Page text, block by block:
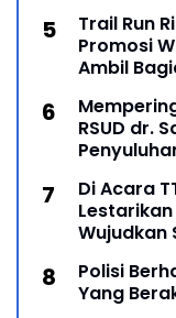
Trail Run
Promosi
Ambil
RSUD dr.
Di Acara
Wujudkan
Polisi
Yang